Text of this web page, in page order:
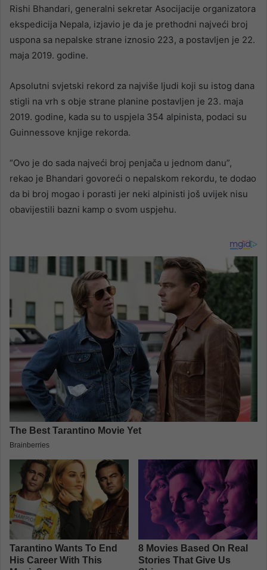
Rishi Bhandari, generalni sekretar Asocijacije organizatora
ekspedicija Nepala, izjavio je da je prethodni najveći broj
uspona sa nepalske strane iznosio 223, a postavljen je 22.
maja 2019. godine.
Apsolutni svjetski rekord za najviše ljudi koji su istog dana
stigli na vrh s obje strane planine postavljen je 23. maja
2019. godine, kada su to uspjela 354 alpinista, podaci su
Guinnessove knjige rekorda.
“Ovo je do sada najveći broj penjača u jednom danu”,
rekao je Bhandari govoreći o nepalskom rekordu, te dodao
da bi broj mogao i porasti jer neki alpinisti još uvijek nisu
obavijestili bazni kamp o svom uspjehu.